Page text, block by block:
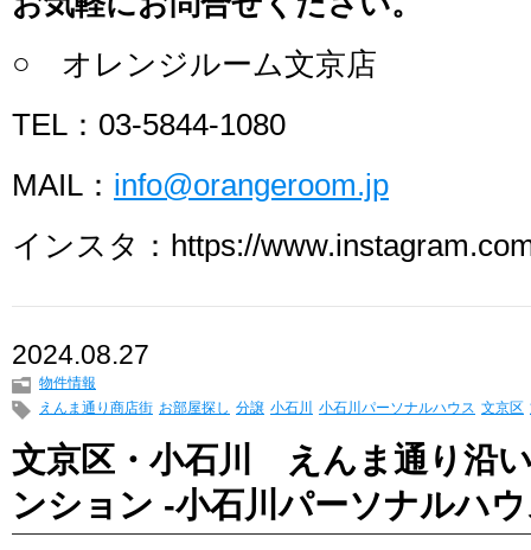
○ オレンジルーム文京店
TEL：03-5844-1080
MAIL： info@orangeroom.jp
インスタ：https://
2024.08.27
物件情報
えんま通り商店街 お部屋探し 分譲 小石川 小石川パーソナルハウス 文京区
文京区・小石川 えんま通り沿
ンション -小石川パーソナルハ